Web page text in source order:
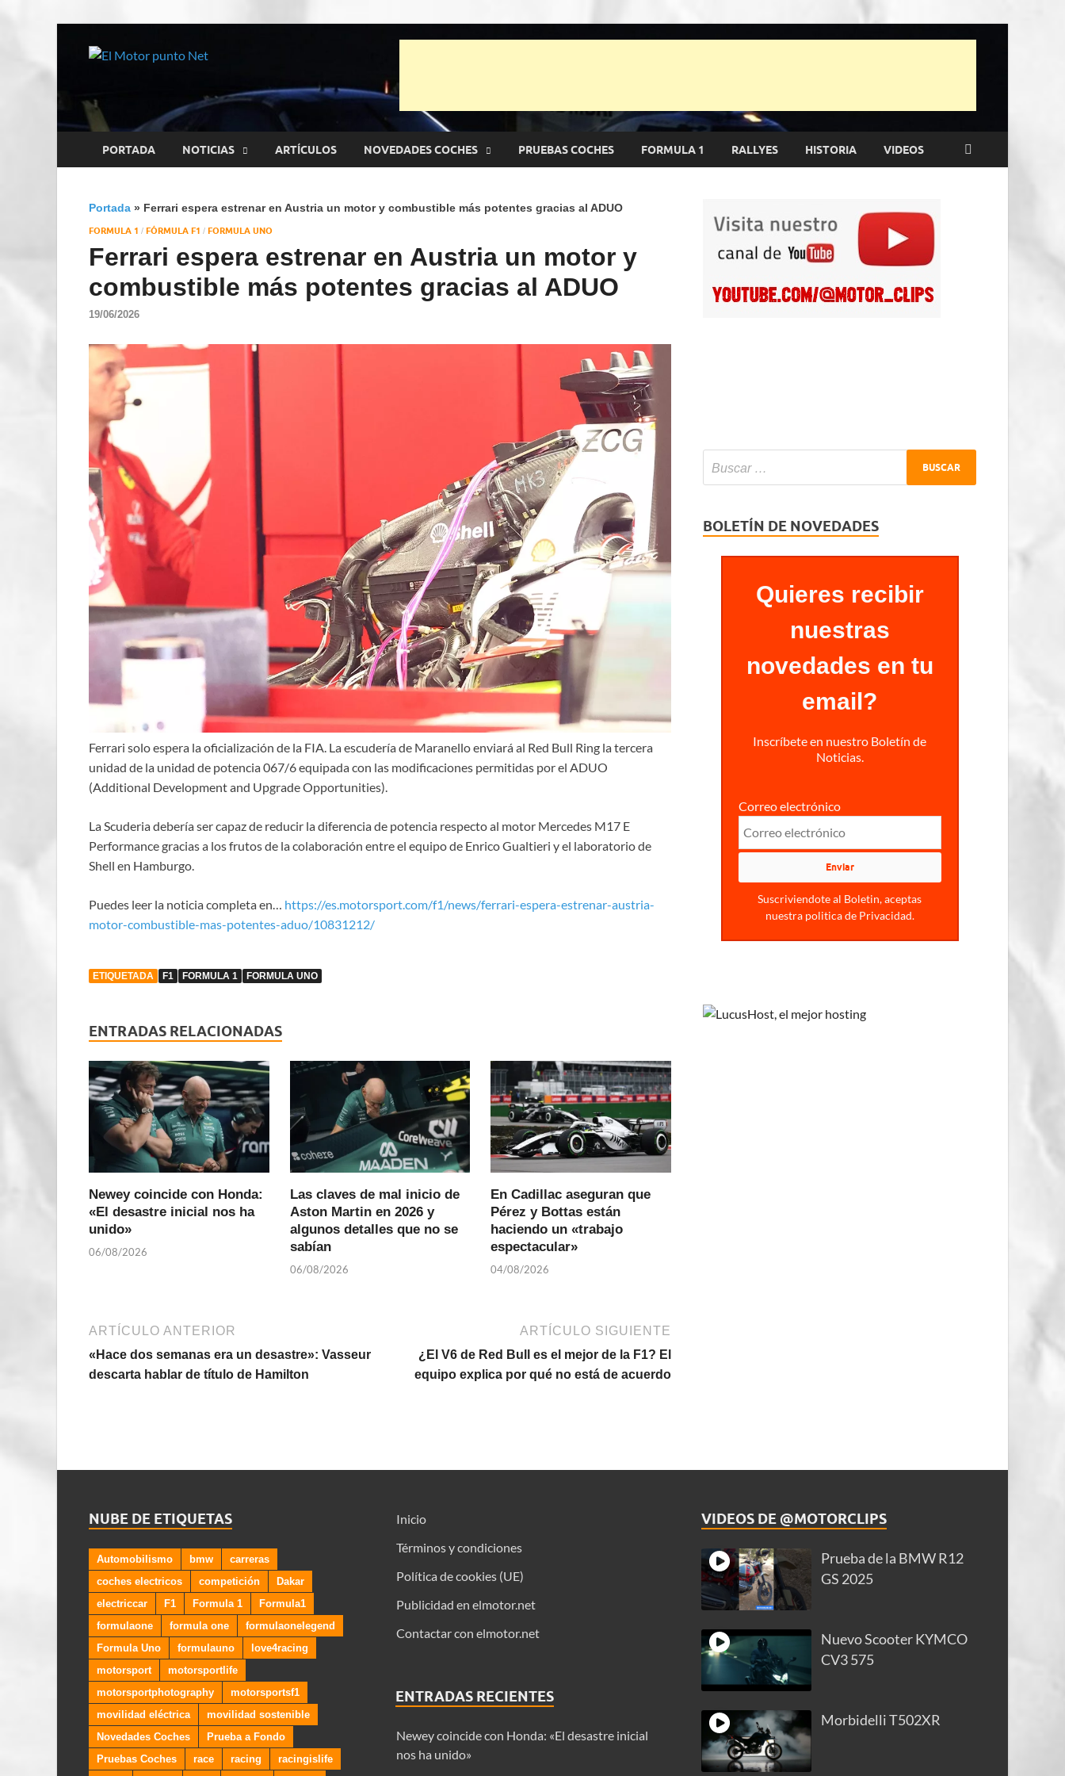
El Motor punto Net
PORTADA NOTICIAS ARTÍCULOS NOVEDADES COCHES PRUEBAS COCHES FORMULA 1 RALLYES HISTORIA VIDEOS
Portada » Ferrari espera estrenar en Austria un motor y combustible más potentes gracias al ADUO
FORMULA 1 / FÓRMULA F1 / FORMULA UNO
Ferrari espera estrenar en Austria un motor y
combustible más potentes gracias al ADUO
19/06/2026
Ferrari solo espera la oficialización de la FIA. La escudería de Maranello enviará al Red Bull Ring la tercera
unidad de la unidad de potencia 067/6 equipada con las modificaciones permitidas por el ADUO
(Additional Development and Upgrade Opportunities).
La Scuderia debería ser capaz de reducir la diferencia de potencia respecto al motor Mercedes M17 E
Performance gracias a los frutos de la colaboración entre el equipo de Enrico Gualtieri y el laboratorio de
Shell en Hamburgo.
Puedes leer la noticia completa en… https://es.motorsport.com/f1/news/ferrari-espera-estrenar-austria-
motor-combustible-mas-potentes-aduo/10831212/
ETIQUETADA F1 FORMULA 1 FORMULA UNO
ENTRADAS RELACIONADAS
Newey coincide con Honda:
«El desastre inicial nos ha
unido»
06/08/2026
Las claves de mal inicio de
Aston Martin en 2026 y
algunos detalles que no se
sabían
06/08/2026
En Cadillac aseguran que
Pérez y Bottas están
haciendo un «trabajo
espectacular»
04/08/2026
ARTÍCULO ANTERIOR
«Hace dos semanas era un desastre»: Vasseur
descarta hablar de título de Hamilton
ARTÍCULO SIGUIENTE
¿El V6 de Red Bull es el mejor de la F1? El
equipo explica por qué no está de acuerdo
BOLETÍN DE NOVEDADES
Quieres recibir
nuestras
novedades en tu
email?
Inscríbete en nuestro Boletín de
Noticias.
Correo electrónico
Suscriviendote al Boletin, aceptas
nuestra politica de Privacidad.
NUBE DE ETIQUETAS
Automobilismo bmw
carreras
coches electricos
competición
Dakar
electriccar
F1 Formula 1
Formula1
formulaone
formula one
formulaonelegend
Formula Uno
formulauno
love4racing
motorsport
motorsportlife
motorsportphotography
motorsportsf1
movilidad eléctrica
movilidad sostenible
Novedades Coches
Prueba a Fondo
Pruebas Coches
race racing
racingislife
Inicio
Términos y condiciones
Política de cookies (UE)
Publicidad en elmotor.net
Contactar con elmotor.net
ENTRADAS RECIENTES
Newey coincide con Honda: «El desastre inicial
nos ha unido»
VIDEOS DE @MOTORCLIPS
Prueba de la BMW R12
GS 2025
Nuevo Scooter KYMCO
CV3 575
Morbidelli T502XR